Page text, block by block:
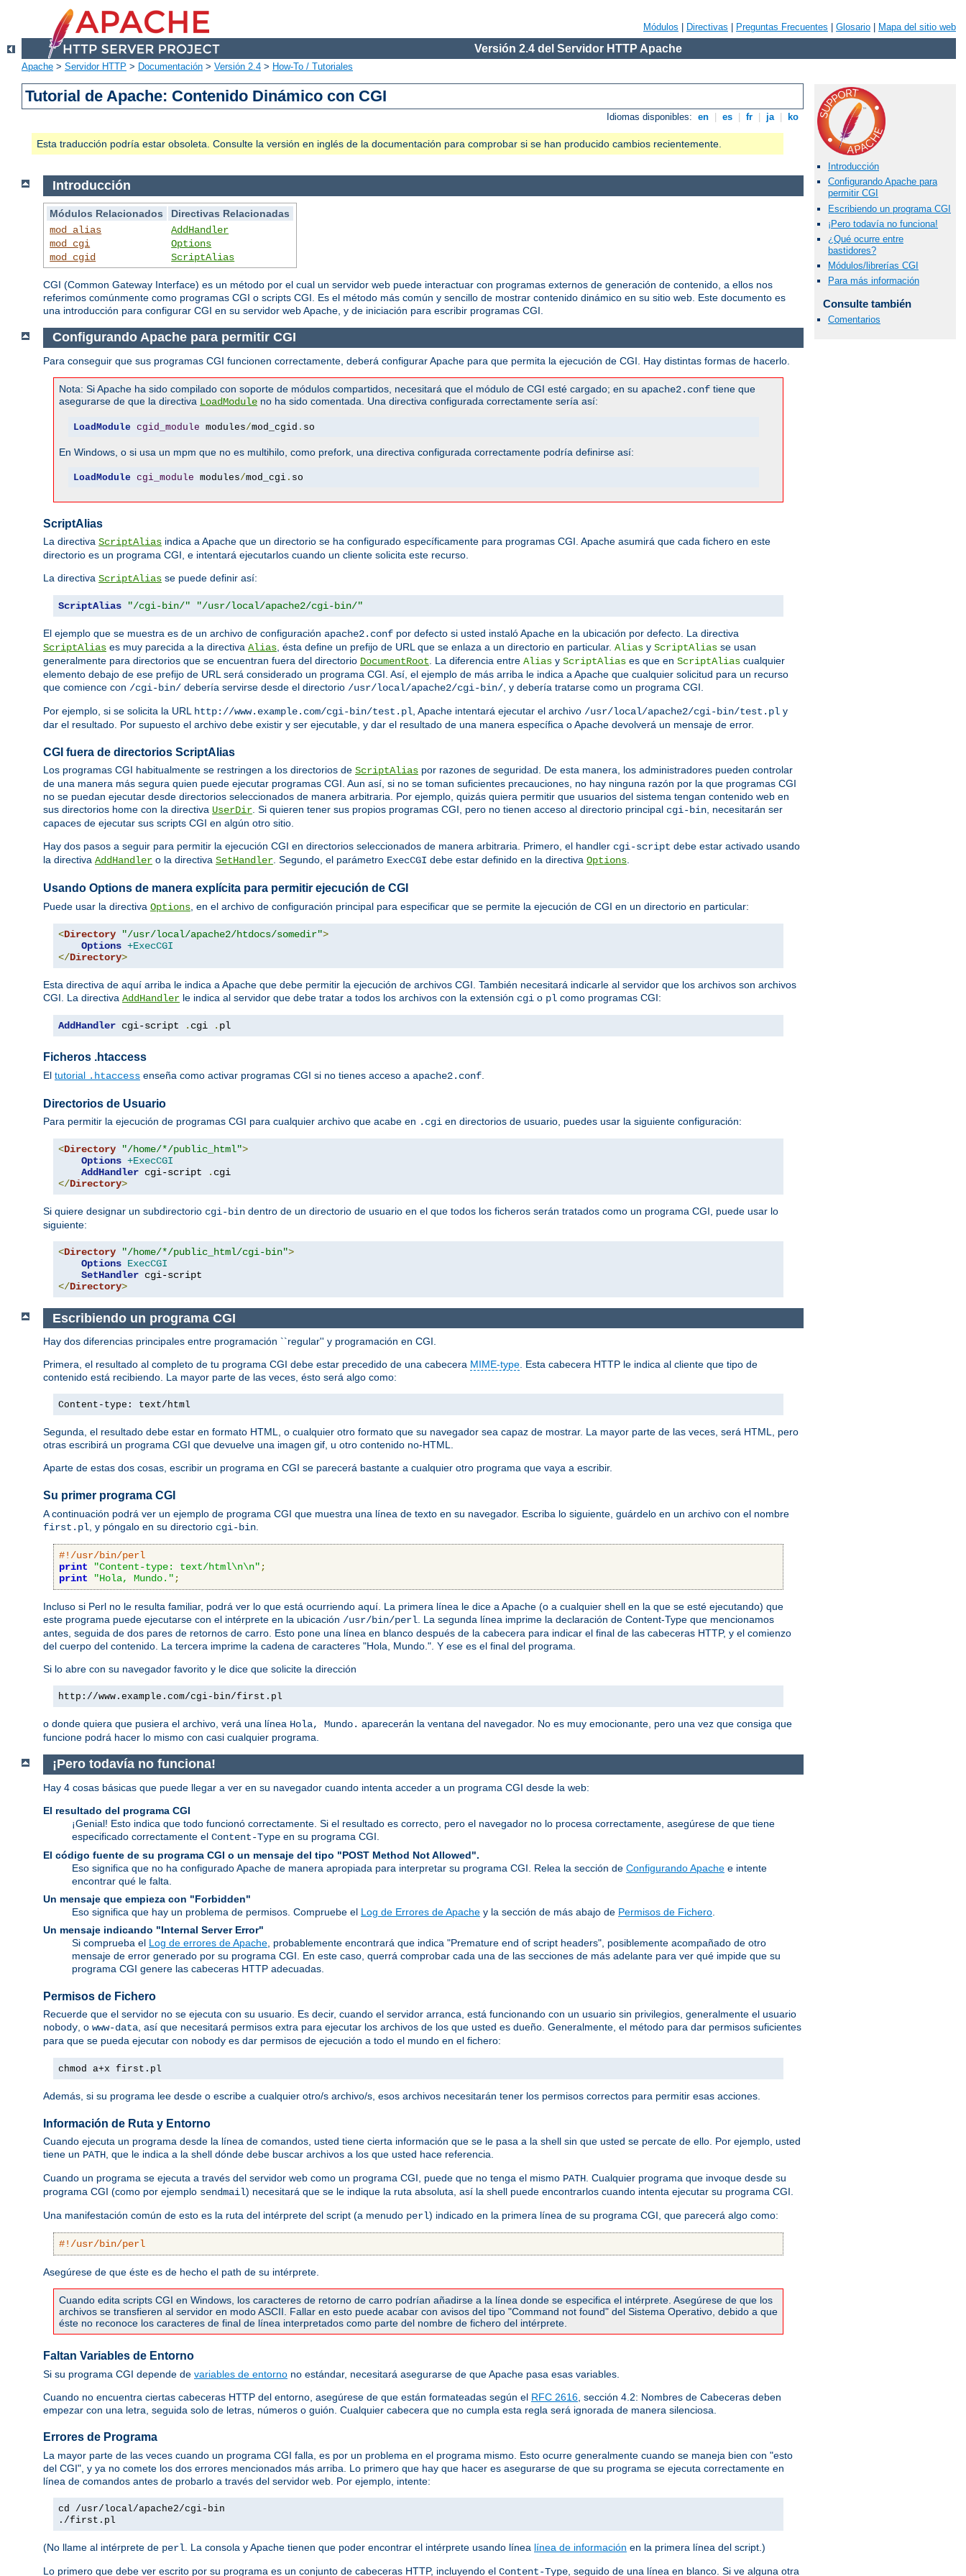
Módulos Directivas Preguntas Frecuentes Glosario Mapa del sitio web
Versión 2.4 del Servidor HTTP Apache
Apache > Servidor HTTP > Documentación > Versión 2.4 > How-To / Tutoriales
Tutorial de Apache: Contenido Dinámico con CGI
Idiomas disponibles: en es fr ja ko
Esta traducción podría estar obsoleta. Consulte la versión en inglés de la documentación para comprobar si se han producido cambios recientemente.
Introducción
Configurando Apache para
permitir CGI
Escribiendo un programa CGI
¡Pero todavía no funciona!
¿Qué ocurre entre
bastidores?
Módulos/librerías CGI
Para más información
Consulte también
Comentarios
Introducción
Módulos Relacionados
Directivas Relacionadas
mod_alias
mod_cgi
mod_cgid
AddHandler
Options
ScriptAlias
CGI (Common Gateway Interface) es un método por el cual un servidor web puede interactuar con programas externos de generación de contenido, a ellos nos
referimos comúnmente como programas CGI o scripts CGI. Es el método más común y sencillo de mostrar contenido dinámico en su sitio web. Este documento es
una introducción para configurar CGI en su servidor web Apache, y de iniciación para escribir programas CGI.
Configurando Apache para permitir CGI
Para conseguir que sus programas CGI funcionen correctamente, deberá configurar Apache para que permita la ejecución de CGI. Hay distintas formas de hacerlo.
Nota: Si Apache ha sido compilado con soporte de módulos compartidos, necesitará que el módulo de CGI esté cargado; en su apache2.conf tiene que
asegurarse de que la directiva LoadModule no ha sido comentada. Una directiva configurada correctamente sería así:
LoadModule cgid_module modules/mod_cgid . so
En Windows, o si usa un mpm que no es multihilo, como prefork, una directiva configurada correctamente podría definirse así:
LoadModule cgi_module modules/mod_cgi. so
ScriptAlias
La directiva ScriptAlias indica a Apache que un directorio se ha configurado específicamente para programas CGI. Apache asumirá que cada fichero en este
directorio es un programa CGI, e intentará ejecutarlos cuando un cliente solicita este recurso.
La directiva ScriptAlias se puede definir así:
ScriptAlias "/cgi-bin/" "/usr/local/apache2/cgi-bin/"
El ejemplo que se muestra es de un archivo de configuración apache2.conf por defecto si usted instaló Apache en la ubicación por defecto. La directiva
ScriptAlias es muy parecida a la directiva Alias, ésta define un prefijo de URL que se enlaza a un directorio en particular. Alias y ScriptAlias se usan
generalmente para directorios que se encuentran fuera del directorio DocumentRoot. La diferencia entre Alias y ScriptAlias es que en ScriptAlias cualquier
elemento debajo de ese prefijo de URL será considerado un programa CGI. Así, el ejemplo de más arriba le indica a Apache que cualquier solicitud para un recurso
que comience con /cgi-bin/ debería servirse desde el directorio /usr/local/apache2/cgi-bin/, y debería tratarse como un programa CGI.
Por ejemplo, si se solicita la URL http://www.example.com/cgi-bin/test.pl, Apache intentará ejecutar el archivo /usr/local/apache2/cgi-bin/test.pl y
dar el resultado. Por supuesto el archivo debe existir y ser ejecutable, y dar el resultado de una manera específica o Apache devolverá un mensaje de error.
CGI fuera de directorios ScriptAlias
Los programas CGI habitualmente se restringen a los directorios de ScriptAlias por razones de seguridad. De esta manera, los administradores pueden controlar
de una manera más segura quien puede ejecutar programas CGI. Aun así, si no se toman suficientes precauciones, no hay ninguna razón por la que programas CGI
no se puedan ejecutar desde directorios seleccionados de manera arbitraria. Por ejemplo, quizás quiera permitir que usuarios del sistema tengan contenido web en
sus directorios home con la directiva UserDir. Si quieren tener sus propios programas CGI, pero no tienen acceso al directorio principal cgi-bin, necesitarán ser
capaces de ejecutar sus scripts CGI en algún otro sitio.
Hay dos pasos a seguir para permitir la ejecución CGI en directorios seleccionados de manera arbitraria. Primero, el handler cgi-script debe estar activado usando
la directiva AddHandler o la directiva SetHandler. Segundo, el parámetro ExecCGI debe estar definido en la directiva Options.
Usando Options de manera explícita para permitir ejecución de CGI
Puede usar la directiva Options , en el archivo de configuración principal para especificar que se permite la ejecución de CGI en un directorio en particular:
<Directory "/usr/local/apache2/htdocs/somedir">
Options +ExecCGI
</Directory>
Esta directiva de aquí arriba le indica a Apache que debe permitir la ejecución de archivos CGI. También necesitará indicarle al servidor que los archivos son archivos
CGI. La directiva AddHandler le indica al servidor que debe tratar a todos los archivos con la extensión cgi o pl como programas CGI:
AddHandler cgi-script . cgi . pl
Ficheros .htaccess
El tutorial .htaccess enseña como activar programas CGI si no tienes acceso a apache2.conf
Directorios de Usuario
Para permitir la ejecución de programas CGI para cualquier archivo que acabe en .cgi en directorios de usuario, puedes usar la siguiente configuración:
<Directory "/home/*/public_html">
Options +ExecCGI
AddHandler cgi-script .
</Directory>
Si quiere designar un subdirectorio cgi-bin dentro de un directorio de usuario en el que todos los ficheros serán tratados como un programa CGI, puede usar lo
siguiente:
<Directory "/home/*/public_html/cgi-bin">
Options ExecCGI
SetHandler
</Directory>
Escribiendo un programa CGI
Hay dos diferencias principales entre programación ``regular'' y programación en CGI.
Primera, el resultado al completo de tu programa CGI debe estar precedido de una cabecera MIME-type. Esta cabecera HTTP le indica al cliente que tipo de
contenido está recibiendo. La mayor parte de las veces, ésto será algo como:
Content-type: text/html
Segunda, el resultado debe estar en formato HTML, o cualquier otro formato que su navegador sea capaz de mostrar. La mayor parte de las veces, será HTML, pero
otras escribirá un programa CGI que devuelve una imagen gif, u otro contenido no-HTML.
Aparte de estas dos cosas, escribir un programa en CGI se parecerá bastante a cualquier otro programa que vaya a escribir.
Su primer programa CGI
A continuación podrá ver un ejemplo de programa CGI que muestra una línea de texto en su navegador. Escriba lo siguiente, guárdelo en un archivo con el nombre
first.pl , y póngalo en su directorio cgi-bin
#!/usr/bin/perl
print
"Content-type: text/html\n\n" ;
print
"Hola, Mundo." ;
Incluso si Perl no le resulta familiar, podrá ver lo que está ocurriendo aquí. La primera línea le dice a Apache (o a cualquier shell en la que se esté ejecutando) que
este programa puede ejecutarse con el intérprete en la ubicación /usr/bin/perl . La segunda línea imprime la declaración de Content-Type que mencionamos
antes, seguida de dos pares de retornos de carro. Esto pone una línea en blanco después de la cabecera para indicar el final de las cabeceras HTTP, y el comienzo
del cuerpo del contenido. La tercera imprime la cadena de caracteres "Hola, Mundo.". Y ese es el final del programa.
Si lo abre con su navegador favorito y le dice que solicite la dirección
http://www.example.com/cgi-bin/first.pl
o donde quiera que pusiera el archivo, verá una línea Hola, Mundo. aparecerán la ventana del navegador. No es muy emocionante, pero una vez que consiga que
funcione podrá hacer lo mismo con casi cualquier programa.
¡Pero todavía no funciona!
Hay 4 cosas básicas que puede llegar a ver en su navegador cuando intenta acceder a un programa CGI desde la web:
El resultado del programa CGI
¡Genial! Esto indica que todo funcionó correctamente. Si el resultado es correcto, pero el navegador no lo procesa correctamente, asegúrese de que tiene
especificado correctamente el Content-Type en su programa CGI.
El código fuente de su programa CGI o un mensaje del tipo "POST Method Not Allowed".
Eso significa que no ha configurado Apache de manera apropiada para interpretar su programa CGI. Relea la sección de Configurando Apache e intente
encontrar qué le falta.
Un mensaje que empieza con "Forbidden"
Eso significa que hay un problema de permisos. Compruebe el Log de Errores de Apache y la sección de más abajo de Permisos de Fichero
Un mensaje indicando "Internal Server Error"
Si comprueba el Log de errores de Apache , probablemente encontrará que indica "Premature end of script headers", posiblemente acompañado de otro
mensaje de error generado por su programa CGI. En este caso, querrá comprobar cada una de las secciones de más adelante para ver qué impide que su
programa CGI genere las cabeceras HTTP adecuadas.
Permisos de Fichero
Recuerde que el servidor no se ejecuta con su usuario. Es decir, cuando el servidor arranca, está funcionando con un usuario sin privilegios, generalmente el usuario
nobody , o www-data , así que necesitará permisos extra para ejecutar los archivos de los que usted es dueño. Generalmente, el método para dar permisos suficientes
para que se pueda ejecutar con nobody es dar permisos de ejecución a todo el mundo en el fichero:
chmod a+x first.pl
Además, si su programa lee desde o escribe a cualquier otro/s archivo/s, esos archivos necesitarán tener los permisos correctos para permitir esas acciones.
Información de Ruta y Entorno
Cuando ejecuta un programa desde la línea de comandos, usted tiene cierta información que se le pasa a la shell sin que usted se percate de ello. Por ejemplo, usted
tiene un PATH, que le indica a la shell dónde debe buscar archivos a los que usted hace referencia.
Cuando un programa se ejecuta a través del servidor web como un programa CGI, puede que no tenga el mismo PATH. Cualquier programa que invoque desde su
programa CGI (como por ejemplo sendmail) necesitará que se le indique la ruta absoluta, así la shell puede encontrarlos cuando intenta ejecutar su programa CGI.
Una manifestación común de esto es la ruta del intérprete del script (a menudo perl) indicado en la primera línea de su programa CGI, que parecerá algo como:
#!/usr/bin/perl
Asegúrese de que éste es de hecho el path de su intérprete.
Cuando edita scripts CGI en Windows, los caracteres de retorno de carro podrían añadirse a la línea donde se especifica el intérprete. Asegúrese de que los
archivos se transfieren al servidor en modo ASCII. Fallar en esto puede acabar con avisos del tipo "Command not found" del Sistema Operativo, debido a que
éste no reconoce los caracteres de final de línea interpretados como parte del nombre de fichero del intérprete.
Faltan Variables de Entorno
Si su programa CGI depende de variables de entorno no estándar, necesitará asegurarse de que Apache pasa esas variables.
Cuando no encuentra ciertas cabeceras HTTP del entorno, asegúrese de que están formateadas según el RFC 2616 , sección 4.2: Nombres de Cabeceras deben
empezar con una letra, seguida solo de letras, números o guión. Cualquier cabecera que no cumpla esta regla será ignorada de manera silenciosa.
Errores de Programa
La mayor parte de las veces cuando un programa CGI falla, es por un problema en el programa mismo. Esto ocurre generalmente cuando se maneja bien con "esto
del CGI", y ya no comete los dos errores mencionados más arriba. Lo primero que hay que hacer es asegurarse de que su programa se ejecuta correctamente en
línea de comandos antes de probarlo a través del servidor web. Por ejemplo, intente:
cd /usr/local/apache2/cgi-bin
./first.pl
(No llame al intérprete de perl . La consola y Apache tienen que poder encontrar el intérprete usando línea línea de información en la primera línea del script.)
Lo primero que debe ver escrito por su programa es un conjunto de cabeceras HTTP, incluyendo el Content-Type , seguido de una línea en blanco. Si ve alguna otra